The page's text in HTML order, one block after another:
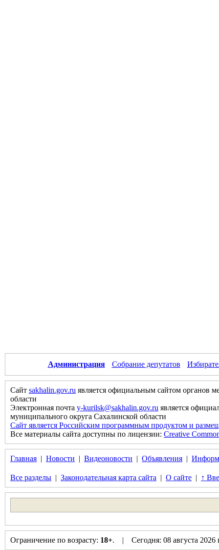
Администрация Собрание депутатов
Сайт sakhalin.gov.ru является официальным сайтом органов
области
Электронная почта y-kurilsk@sakhalin.gov.ru является
муниципального округа Сахалинской области
Сайт является Российским программным продуктом и
Все материалы сайта доступны по лицензии: Creative
Главная | Новости | Видеоновости | Объявления |
Все разделы | Законодательная карта сайта | О сайте | ↑
Ограничение по возрасту: 18+. | Сегодня: 08 августа